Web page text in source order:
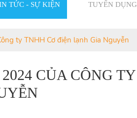
TỨC - SỰ KIỆN TUYỂN DỤNG
ty TNHH Cơ điện lạnh Gia Nguyễn
CỦA CÔNG